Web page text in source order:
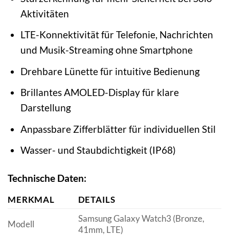
Aktivitäten
LTE-Konnektivität für Telefonie, Nachrichten
und Musik-Streaming ohne Smartphone
Drehbare Lünette für intuitive Bedienung
Brillantes AMOLED-Display für klare
Darstellung
Anpassbare Zifferblätter für individuellen Stil
Wasser- und Staubdichtigkeit (IP68)
Technische Daten:
MERKMAL DETAILS
Modell
Samsung Galaxy Watch3 (Bronze,
41mm, LTE)